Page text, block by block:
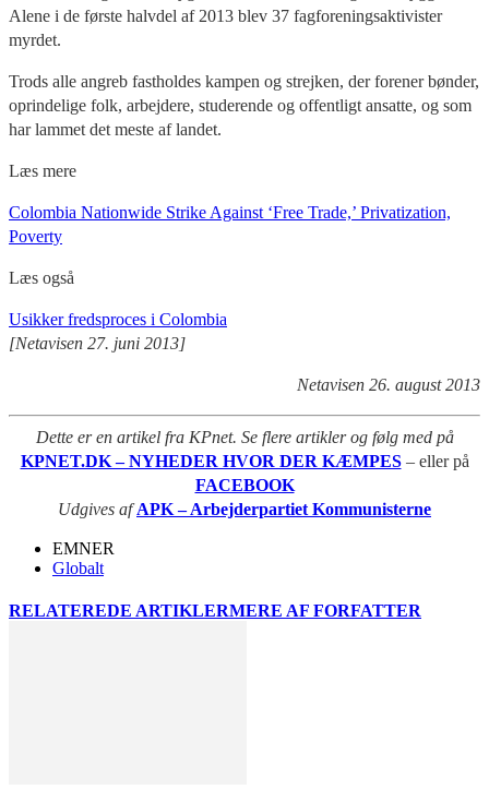
Alene i de første halvdel af 2013 blev 37 fagforeningsaktivister
myrdet.
Trods alle angreb fastholdes kampen og strejken, der forener bønder,
oprindelige folk, arbejdere, studerende og offentligt ansatte, og som
har lammet det meste af landet.
Læs mere
Colombia Nationwide Strike Against ‘Free Trade,’ Privatization,
Poverty
Læs også
Usikker fredsproces i Colombia
[Netavisen 27. juni 2013]
Netavisen 26. august 2013
Dette er en artikel fra KPnet. Se flere artikler og følg med på
KPNET.DK – NYHEDER HVOR DER KÆMPES – eller på
FACEBOOK
Udgives afAPK – Arbejderpartiet Kommunisterne
EMNER
Globalt
RELATEREDE ARTIKLERMERE AF FORFATTER